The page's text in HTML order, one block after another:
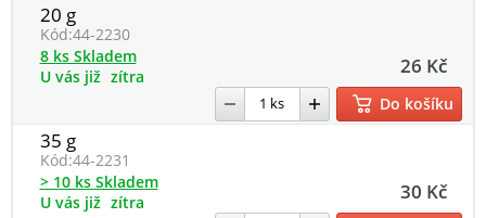
20 g
Kód:44-2230
26 Kč
8 ks Skladem
U vás již zítra
Do košíku
35 g
Kód:44-2231
30 Kč
> 10 ks Skladem
U vás již zítra